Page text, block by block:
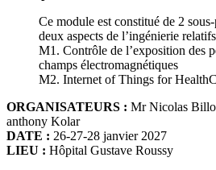
Ce module est constitué de 2
deux aspects de l’ingénierie
M1. Contrôle de l’exposition des
champs électromagnétiques
M2. Internet of Things for
ORGANISATEURS : Mr Nicolas
anthony Kolar
DATE : 26-27-28 janvier 2027
LIEU : Hôpital Gustave Roussy